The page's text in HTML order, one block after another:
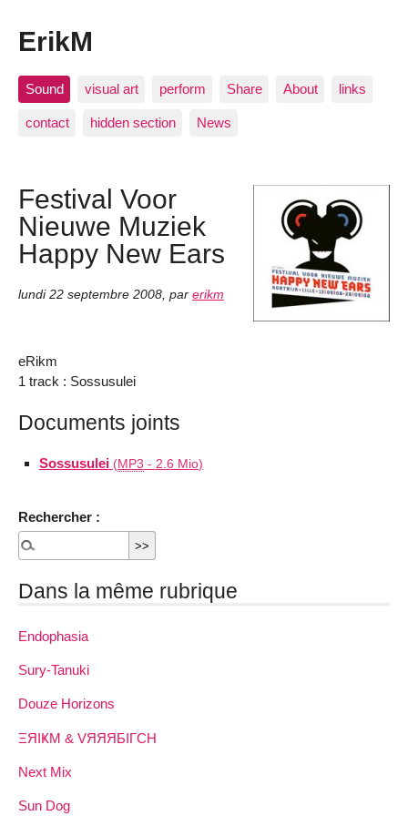
ErikM
Sound visual art perform Share About links
contact hidden section News
Festival Voor
Nieuwe Muziek
Happy New Ears
lundi 22 septembre 2008 par erikm
eRikm
1 track : Sossusulei
Documents joints
Sossusulei (MP3 - 2.6 Mio)
Rechercher :
Dans la même rubrique
Endophasia
Sury-Tanuki
Douze Horizons
ΞЯIҜM & VЯЯЯБIΓCH
Next Mix
Sun Dog